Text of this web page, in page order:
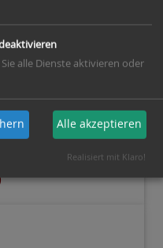
alle Dienste aktivieren oder
Alle akzeptieren
Realisiert mit Klaro!